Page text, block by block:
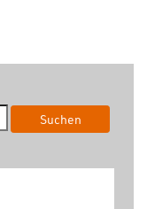
Suchen